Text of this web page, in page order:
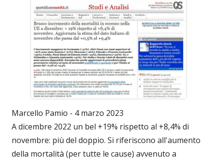
una
nuova
finestra
una
nuova
finestra
una
nuova
finestra
una
nuova
finestra
una
nuova
finestra
n
di
vi
di
Marcello Pamio - 4 marzo 2023
A dicembre 2022 un bel +19% rispetto al +8,4% di
novembre: più del doppio. Si riferiscono all'aumento
della mortalità (per tutte le cause) avvenuto a